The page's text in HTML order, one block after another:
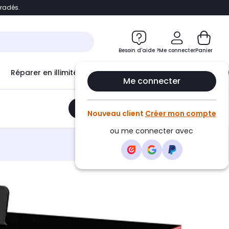
Accéder directement au chatbot
Besoin d'aide ?Me connecter
Me connecter
Nouveau client Créer mon compte
ou me connecter avec
Panier
Réparer en illimité avec Le Club Infinity
Ajouter au panier